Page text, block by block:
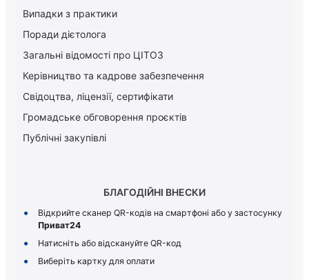
Випадки з практики
Поради дієтолога
Загальні відомості про ЦІТОЗ
Керiвництво та кадрове забезпечення
Свідоцтва, ліцензії, сертифікати
Громадське обговорення проєктів
Публічні закупівлі
БЛАГОДІЙНІ ВНЕСКИ
Відкрийте сканер QR-кодів на смартфоні або у застосунку
Приват24
Натисніть або відскануйте QR-код
Виберіть картку для оплати